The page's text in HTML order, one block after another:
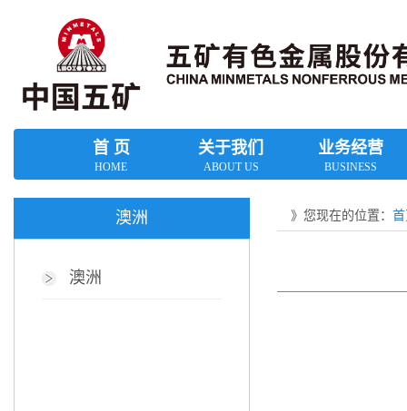
首 页
HOME
关于我们
ABOUT US
业务经营
BUSINESS
澳洲
澳洲
》您现在的位置：